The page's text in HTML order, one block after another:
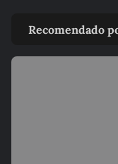
Recomendado